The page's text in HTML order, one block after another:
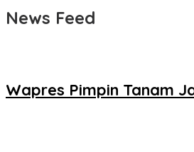
News Feed
Wapres Pimpin Tanam